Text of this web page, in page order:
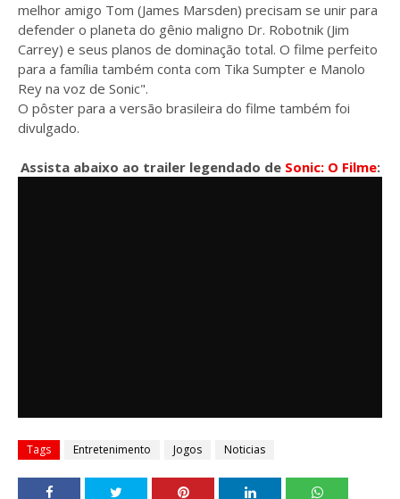
melhor amigo Tom (James Marsden) precisam se unir para
defender o planeta do gênio maligno Dr. Robotnik (Jim
Carrey) e seus planos de dominação total. O filme perfeito
para a família também conta com Tika Sumpter e Manolo
Rey na voz de Sonic".
O pôster para a versão brasileira do filme também foi
divulgado.
Assista abaixo ao trailer legendado de Sonic: O Filme:
Tags Entretenimento Jogos Noticias